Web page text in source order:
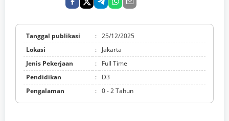
Tanggal publikasi : 25/12/2025
Lokasi
:
Jakarta
Jenis Pekerjaan
:
Full Time
Pendidikan
:
D3
Pengalaman
: 0 - 2 Tahun